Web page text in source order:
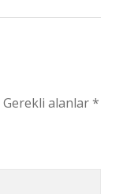
Gerekli alanlar*